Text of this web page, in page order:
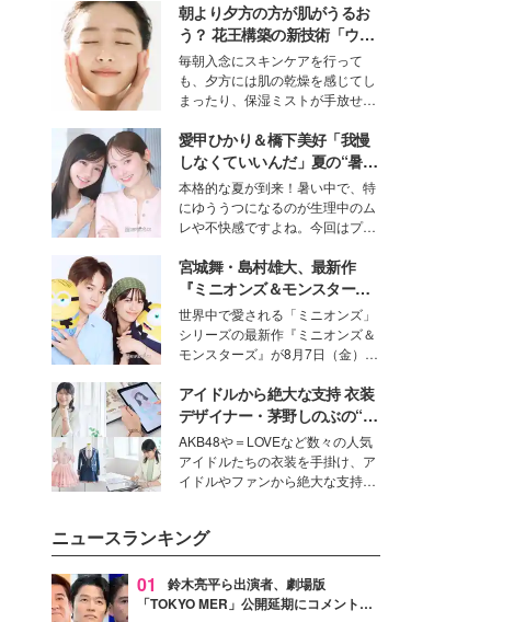
ションの完成度を高めるベースと
して、“髪そのものの美しさ”に改
めて注目する人が増えている様
子。今回は、そんな憧れの艶やか
な髪を日常で叶える、美容好きの
女性たちのヘアケア事情を紹介し
ます。
朝より夕方の方が肌がうるお
う？ 花王構築の新技術「ウォ
ーターキャプチャリングスキ
ン（捕水肌）」がスキンケア
の常識を変える予感
毎朝入念にスキンケアを行って
も、夕方には肌の乾燥を感じてし
まったり、保湿ミストが手放せな
な美容の常識を大きく変える可能
性を秘めた、革新的な「Water
Capturing Skin（ウォーターキャ
プチャリングスキン：捕水肌）」
技術を、花王が構築した。
愛甲ひかり＆橋下美好「我慢
しなくていいんだ」夏の“暑さ
対策”の新しい選択肢とは？
本格的な夏が到来！暑い中で、特
にゆううつになるのが生理中のム
レや不快感ですよね。今回はプラ
モデル・愛甲ひかりさんと橋下美
好さんを迎えて本音で女子会トー
ク。猛暑のお出かけを快適に過ご
すヒントや、2人が感動した夏の
生理の新常識にも迫りました。
宮城舞・島村雄大、最新作
『ミニオンズ＆モンスター
ズ』の魅力熱弁 ハチャメチャ
だけじゃない“友情と絆”に感
動
世界中で愛される「ミニオンズ」
シリーズの最新作『ミニオンズ＆
モンスターズ』が8月7日（金）に
ニオン好き”という共通点を持つモ
デルの宮城舞と島村雄大の特別対
談をお届け！それぞれの視点か
ら、今作ならではの魅力や予想外
の感動をもたらす奥深いストーリ
ーについて熱く語り合ってもらっ
アイドルから絶大な支持 衣装
デザイナー・茅野しのぶの“可
愛い”を作る美学＜「シチズン
クロスシー」インタビュー＞
AKB48や＝LOVEなど数々の人気
アイドルたちの衣装を手掛け、ア
イドルやファンから絶大な支持を
ター・茅野しのぶ。一人ひとりの
個性に寄り添い、魅力を引き出す
衣装作りは、多くの女性たちに勇
気と自信を与え続けている。
ニュースランキング
01
鈴木亮平ら出演者、劇場版
「TOKYO MER」公開延期にコメント